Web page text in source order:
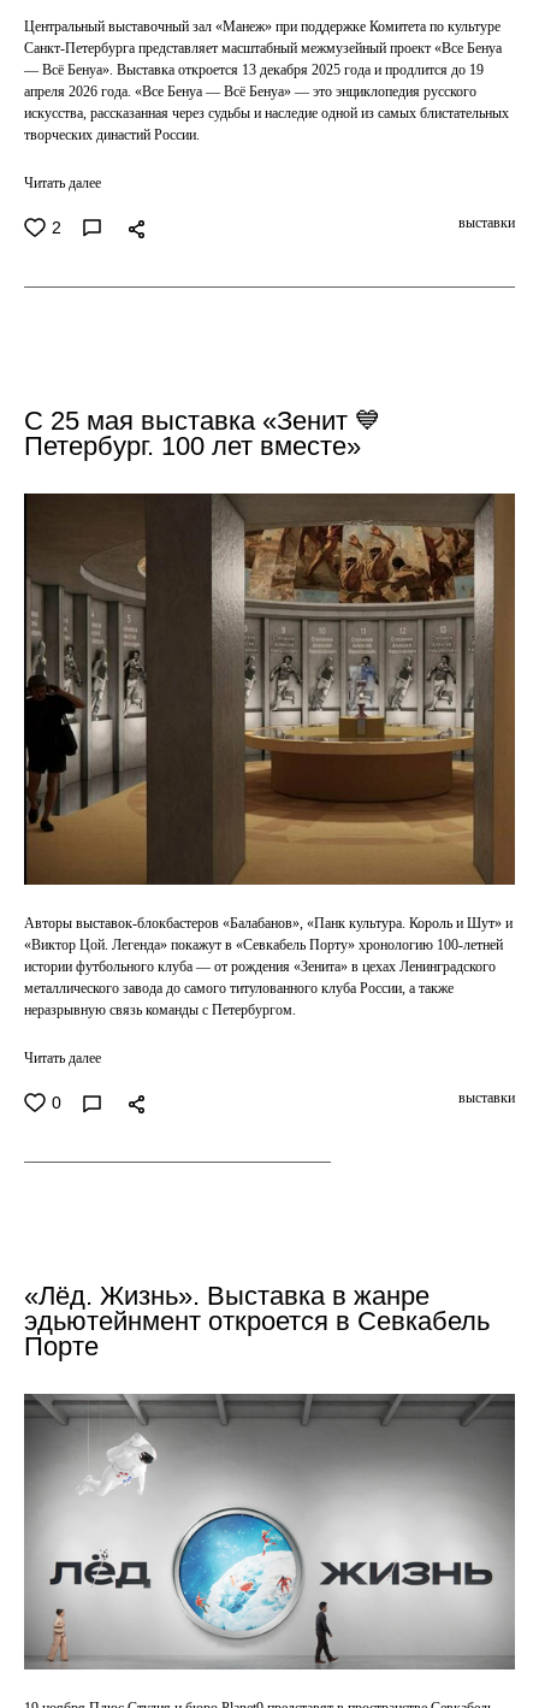
Центральный выставочный зал «Манеж» при поддержке Комитета по культуре
Санкт-Петербурга представляет масштабный межмузейный проект «Все Бенуа
— Всё Бенуа». Выставка откроется 13 декабря 2025 года и продлится до 19
апреля 2026 года. «Все Бенуа — Всё Бенуа» — это энциклопедия русского
искусства, рассказанная через судьбы и наследие одной из самых блистательных
творческих династий России.
Читать далее
2 выставки
C 25 мая выставка «Зенит 💙
Петербург. 100 лет вместе»
Авторы выставок-блокбастеров «Балабанов», «Панк культура. Король и Шут» и
«Виктор Цой. Легенда» покажут в «Севкабель Порту» хронологию 100-летней
истории футбольного клуба — от рождения «Зенита» в цехах Ленинградского
металлического завода до самого титулованного клуба России, а также
неразрывную связь команды с Петербургом.
Читать далее
0 выставки
«Лёд. Жизнь». Выставка в жанре
эдьютейнмент откроется в Севкабель
Порте